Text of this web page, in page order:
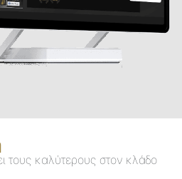
τους καλύτερους στον κλάδο